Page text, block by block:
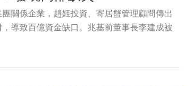
關係企業，趙姬投資、寄居蟹管理顧問傳出
導致百億資金缺口。兆基前董事長李建成被
元投資款，台北地檢署8/7會同調查局發動搜